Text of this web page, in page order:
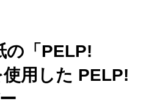
の「PELP!
用した PELP!